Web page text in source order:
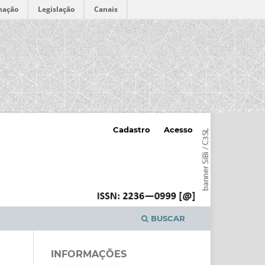
Legislação Canais
BUSCAR
Cadastro Acesso
INFORMAÇÕES